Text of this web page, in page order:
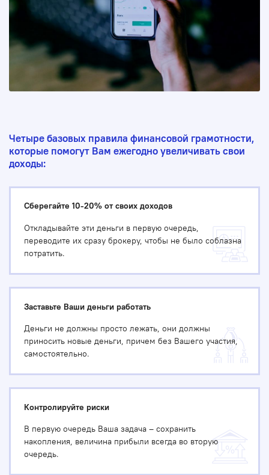
Четыре базовых правила финансовой грамотности,
которые помогут Вам ежегодно увеличивать свои
доходы:
Сберегайте 10-20% от своих доходов
Откладывайте эти деньги в первую очередь,
переводите их сразу брокеру, чтобы не было соблазна
потратить.
Заставьте Ваши деньги работать
Деньги не должны просто лежать, они должны
приносить новые деньги, причем без Вашего участия,
самостоятельно.
Контролируйте риски
В первую очередь Ваша задача – сохранить
накопления, величина прибыли всегда во вторую
очередь.